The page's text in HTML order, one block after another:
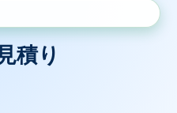
積り